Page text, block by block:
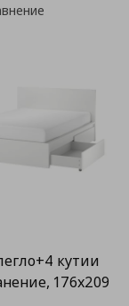
кутии
176x209